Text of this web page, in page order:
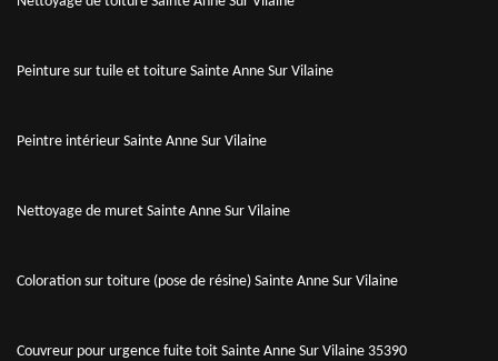
Peinture sur tuile et toiture Sainte Anne Sur Vilaine
Peintre intérieur Sainte Anne Sur Vilaine
Nettoyage de muret Sainte Anne Sur Vilaine
Coloration sur toiture (pose de résine) Sainte Anne Sur Vilaine
Couvreur pour urgence fuite toit Sainte Anne Sur Vilaine 35390